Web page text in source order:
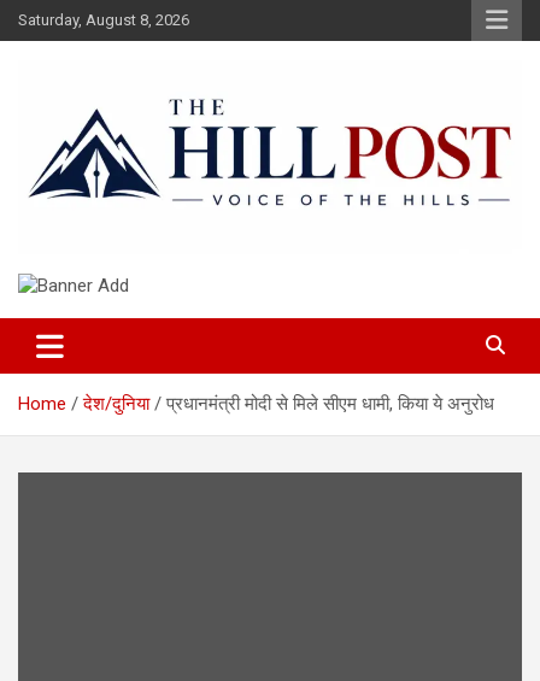
Skip
to
Saturday, August 8, 2026
The Hillpost
Home देश/दुनिया प्रधानमंत्री मोदी से मिले सीएम धामी, किया ये अनुरोध